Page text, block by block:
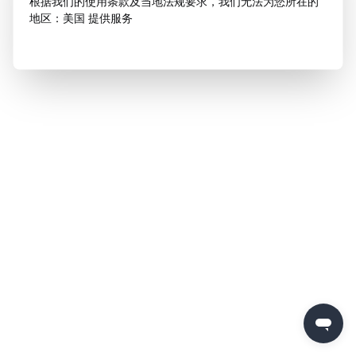
地区：美国 提供服务